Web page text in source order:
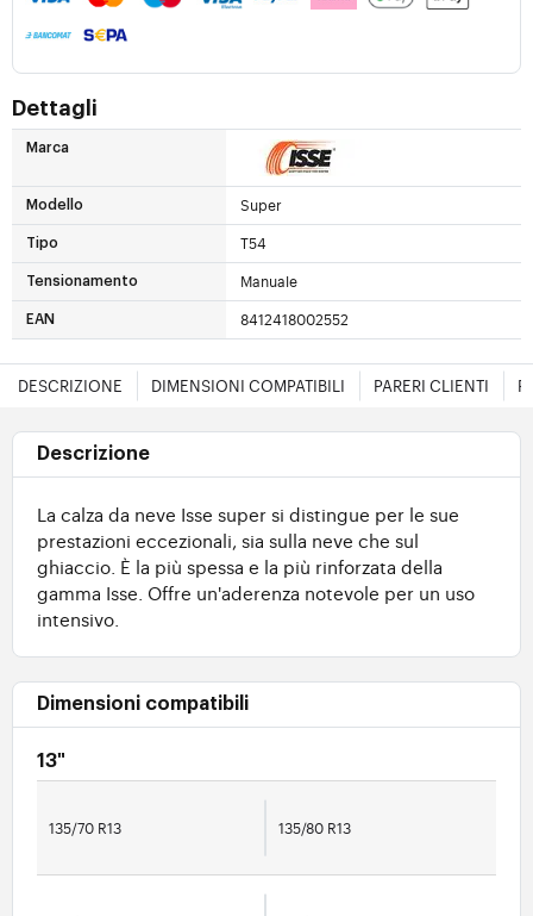
Dettagli
Marca
Modello Super
Tipo T54
Tensionamento Manuale
EAN 8412418002552
DESCRIZIONE DIMENSIONI COMPATIBILI PARERI CLIENTI
Descrizione
La calza da neve Isse super si distingue per le sue
prestazioni eccezionali, sia sulla neve che sul
ghiaccio. È la più spessa e la più rinforzata della
gamma Isse. Offre un'aderenza notevole per un uso
intensivo.
Dimensioni compatibili
13"
135/70 R13 135/80 R13